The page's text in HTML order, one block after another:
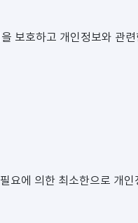
보호하고 개인정보와 관
에 의한 최소한으로 개